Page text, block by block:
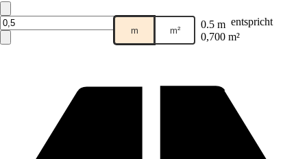
m m² 0.5 m entspricht
0,700 m²